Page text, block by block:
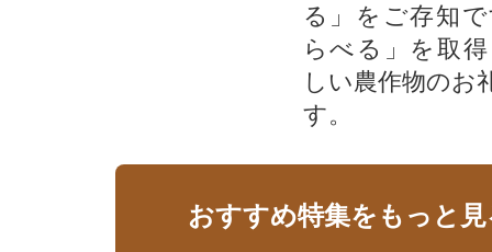
る」をご存知
らべる」を取
しい農作物のお
す。​
おすすめ特集をもっと